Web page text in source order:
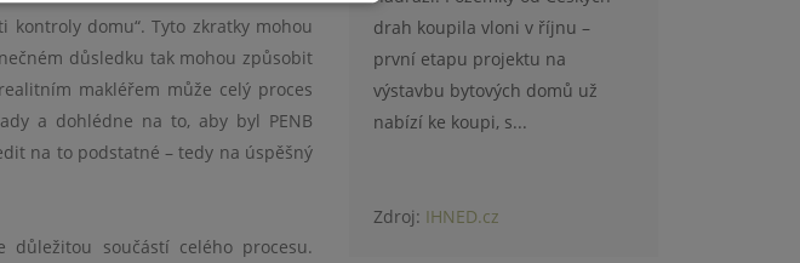
domu“. Tyto zkratky mohou
důsledku tak mohou způsobit
makléřem může celý proces
a dohlédne na to, aby byl PENB
na to podstatné – tedy na úspěšný
součástí celého procesu.
drah koupila vloni v říjnu –
první etapu projektu na
výstavbu bytových domů už
nabízí ke koupi, s...
Zdroj: IHNED.cz